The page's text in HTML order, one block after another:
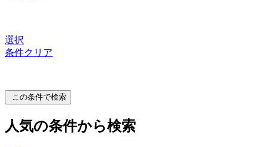
選択
条件クリア
この条件で検索
人気の条件から検索